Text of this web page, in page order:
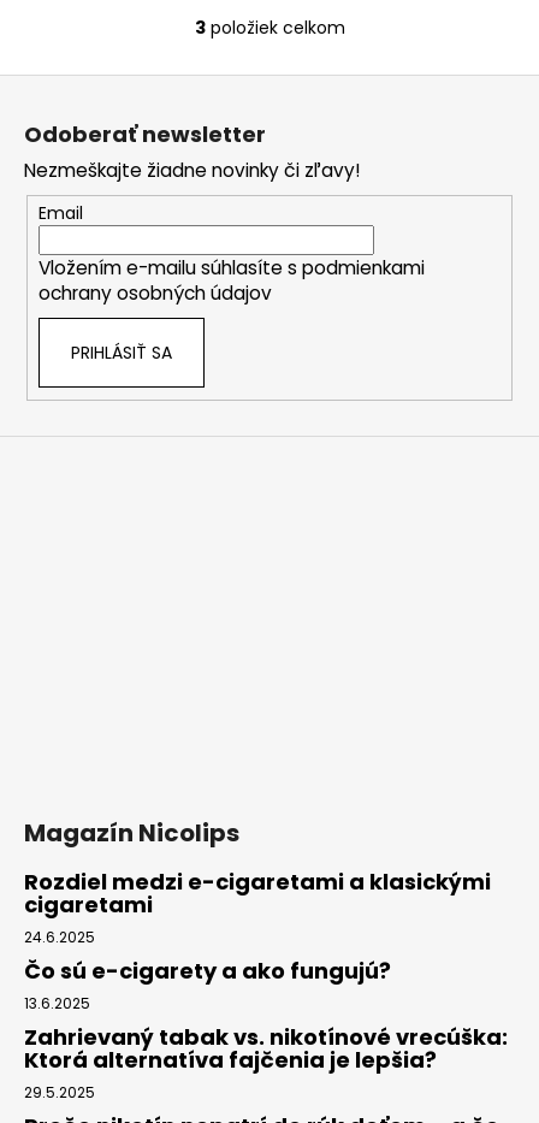
O
v
a
c
i
e
p
r
v
ý
3položiek celkom
Z
Odoberať newsletter
Nezmeškajte žiadne novinky či zľavy!
Email
Vložením e-mailu súhlasíte s podmienkami
ochrany osobných údajov
PRIHLÁSIŤ SA
Magazín Nicolips
Rozdiel medzi e-cigaretami a klasickými
cigaretami
24.6.2025
Čo sú e-cigarety a ako fungujú?
13.6.2025
Zahrievaný tabak vs. nikotínové vrecúška:
Ktorá alternatíva fajčenia je lepšia?
29.5.2025